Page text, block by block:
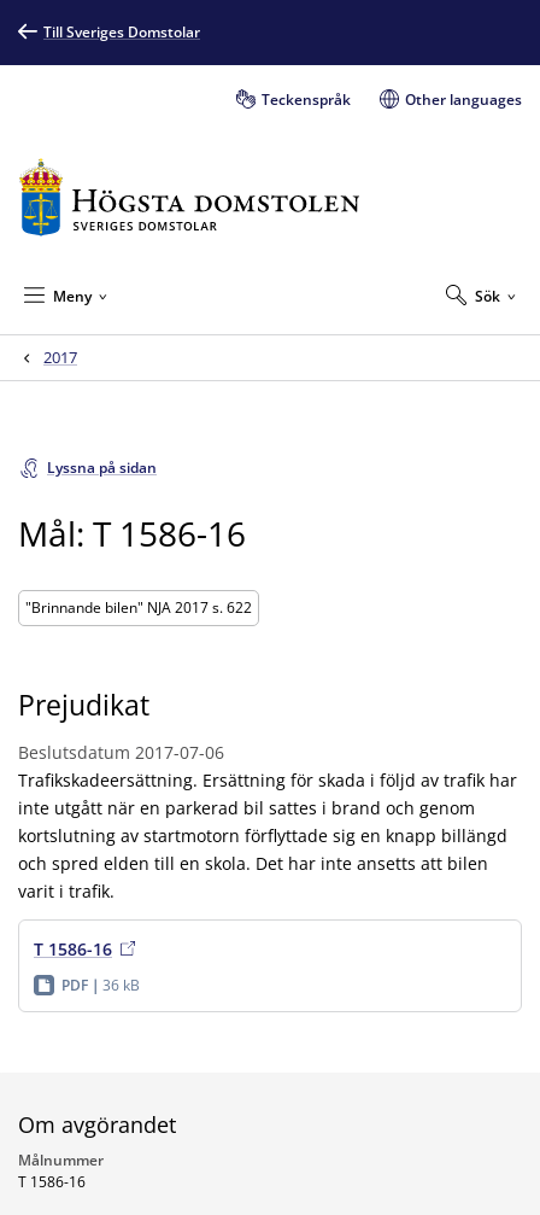
Till Sveriges Domstolar
Teckenspråk Other languages
Sök
Meny
2017
Lyssna på sidan
Mål: T 1586-16
"Brinnande bilen" NJA 2017 s. 622
Prejudikat
Beslutsdatum 2017-07-06
Trafikskadeersättning. Ersättning för skada i följd av trafik har
inte utgått när en parkerad bil sattes i brand och genom
kortslutning av startmotorn förflyttade sig en knapp billängd
och spred elden till en skola. Det har inte ansetts att bilen
varit i trafik.
T 1586-16
PDF 36 kB
Om avgörandet
Målnummer
T 1586-16